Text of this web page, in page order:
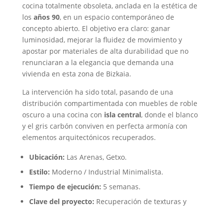
cocina totalmente obsoleta, anclada en la estética de
los años 90, en un espacio contemporáneo de
concepto abierto. El objetivo era claro: ganar
luminosidad, mejorar la fluidez de movimiento y
apostar por materiales de alta durabilidad que no
renunciaran a la elegancia que demanda una
vivienda en esta zona de Bizkaia.
La intervención ha sido total, pasando de una
distribución compartimentada con muebles de roble
oscuro a una cocina con isla central, donde el blanco
y el gris carbón conviven en perfecta armonía con
elementos arquitectónicos recuperados.
Ubicación: Las Arenas, Getxo.
Estilo: Moderno / Industrial Minimalista.
Tiempo de ejecución: 5 semanas.
Clave del proyecto: Recuperación de texturas y